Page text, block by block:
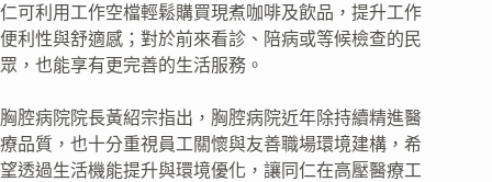
仁可利用工作空檔輕鬆購買現煮咖啡及飲品，提升工作
便利性與舒適感；對於前來看診、陪病或等候檢查的民
眾，也能享有更完善的生活服務。
胸腔病院院長黃紹宗指出，胸腔病院近年除持續精進醫
療品質，也十分重視員工關懷與友善職場環境建構，希
望透過生活機能提升與環境優化，讓同仁在高壓醫療工